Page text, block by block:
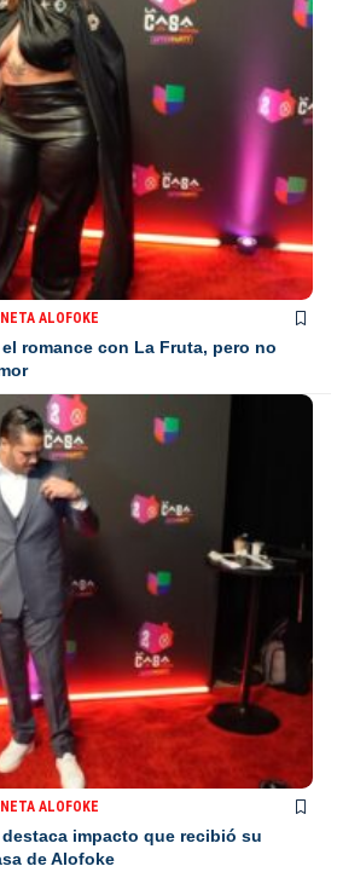
ALOFOKE
romance con La Fruta, pero no
ALOFOKE
impacto que recibió su
de Alofoke